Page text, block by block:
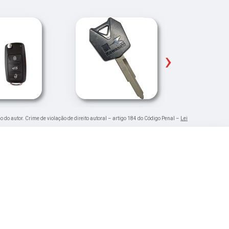
›
autor. Crime de violação de direito autoral – artigo 184 do Código Penal – Lei